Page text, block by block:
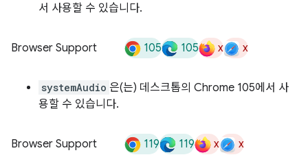
서 사용할 수 있습니다.
Browser Support 105 105 x x
systemAudio 은(는) 데스크톱의 Chrome 105에서 사
용할 수 있습니다.
Browser Support 119 119 x x